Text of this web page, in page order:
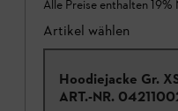
Alle Preise enthalten 19%
Artikel wählen
Hoodiejacke Gr.
ART.-NR.